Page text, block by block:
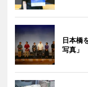
日本橋
写真」